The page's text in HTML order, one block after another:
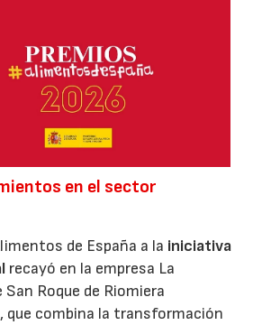
en el sector
de España a la iniciativa
recayó en la empresa La
San Roque de Riomiera
que combina la transformación